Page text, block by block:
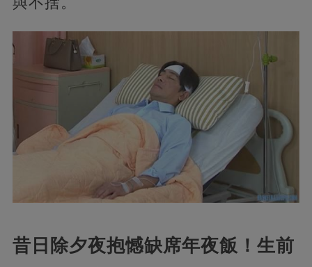
昔日除夕夜抱憾缺席年夜飯！生前